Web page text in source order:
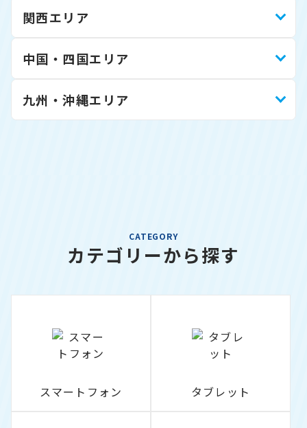
関西エリア
中国・四国エリア
九州・沖縄エリア
CATEGORY
カテゴリーから探す
スマートフォン タブレット